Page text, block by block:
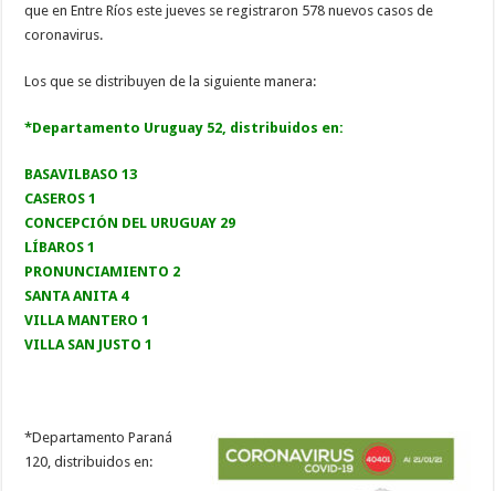
que en Entre Ríos este jueves se registraron 578 nuevos casos de
coronavirus.
Los que se distribuyen de la siguiente manera:
*Departamento Uruguay 52, distribuidos en:
BASAVILBASO 13
CASEROS 1
CONCEPCIÓN DEL URUGUAY 29
LÍBAROS 1
PRONUNCIAMIENTO 2
SANTA ANITA 4
VILLA MANTERO 1
VILLA SAN JUSTO 1
*Departamento Paraná
120, distribuidos en: